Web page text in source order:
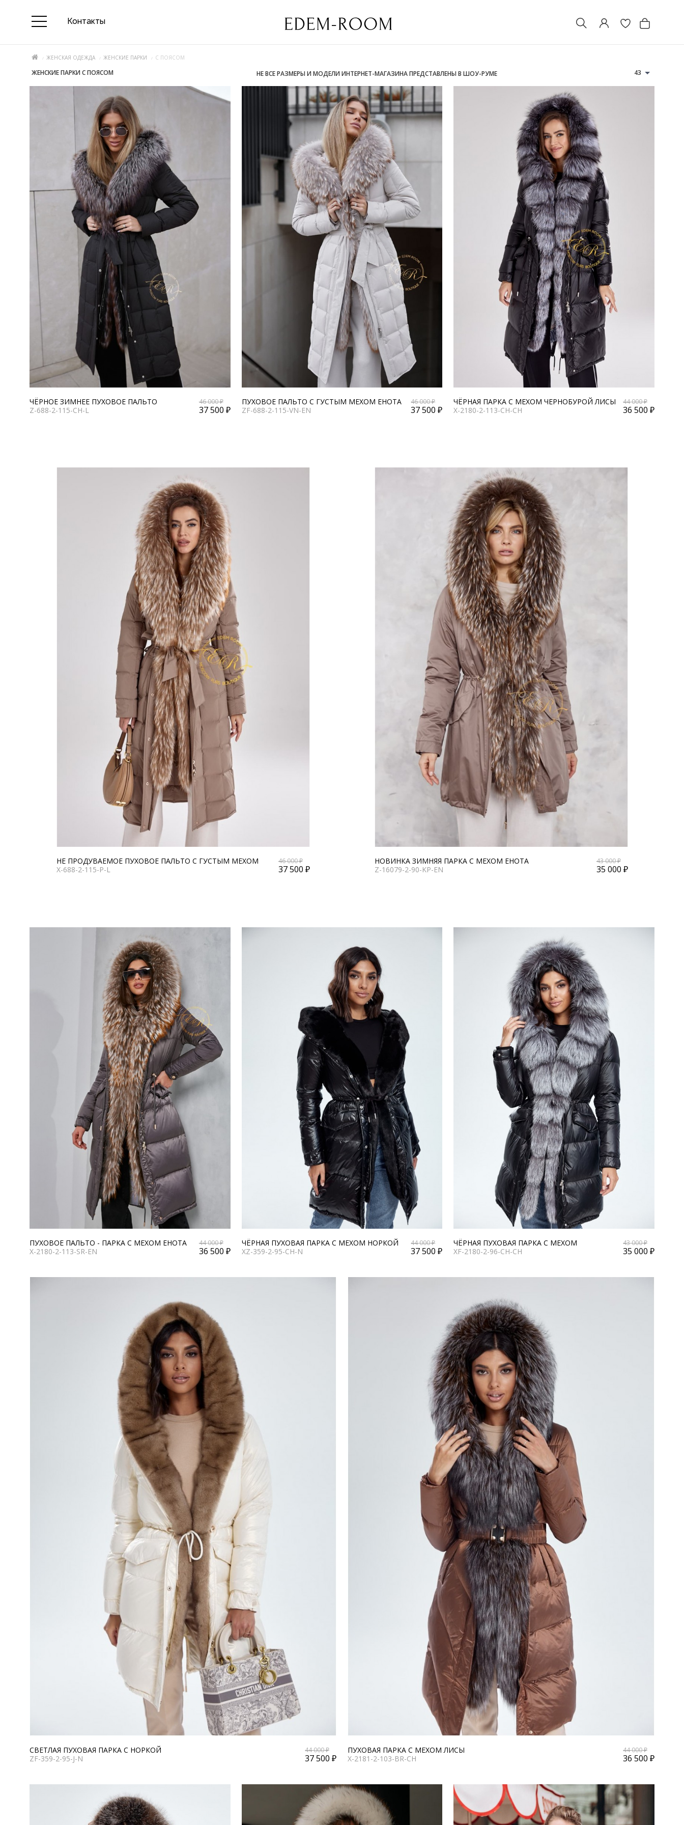
Контакты
ЖЕНСКАЯ ОДЕЖДА ЖЕНСКИЕ ПАРКИ С ПОЯСОМ
ЖЕНСКИЕ ПАРКИ С ПОЯСОМ НЕ ВСЕ РАЗМЕРЫ И МОДЕЛИ ИНТЕРНЕТ-МАГАЗИНА ПРЕДСТАВЛЕНЫ В ШОУ-РУМЕ 43
ЧЁРНОЕ ЗИМНЕЕ ПУХОВОЕ ПАЛЬТО
Z-688-2-115-CH-L
46 000 ₽
37 500 ₽
ПУХОВОЕ ПАЛЬТО С ГУСТЫМ МЕХОМ ЕНОТА
ZF-688-2-115-VN-EN
46 000 ₽
37 500 ₽
ЧЁРНАЯ ПАРКА С МЕХОМ ЧЕРНОБУРОЙ ЛИСЫ
X-2180-2-113-CH-CH
44 000 ₽
36 500 ₽
НЕ ПРОДУВАЕМОЕ ПУХОВОЕ ПАЛЬТО С ГУСТЫМ МЕХОМ
X-688-2-115-P-L
46 000 ₽
37 500 ₽
НОВИНКА ЗИМНЯЯ ПАРКА С МЕХОМ ЕНОТА
Z-16079-2-90-KP-EN
43 000 ₽
35 000 ₽
ПУХОВОЕ ПАЛЬТО - ПАРКА С МЕХОМ ЕНОТА
X-2180-2-113-SR-EN
44 000 ₽
36 500 ₽
ЧЁРНАЯ ПУХОВАЯ ПАРКА С МЕХОМ НОРКОЙ
XZ-359-2-95-CH-N
44 000 ₽
37 500 ₽
ЧЁРНАЯ ПУХОВАЯ ПАРКА С МЕХОМ
XF-2180-2-96-CH-CH
43 000 ₽
35 000 ₽
СВЕТЛАЯ ПУХОВАЯ ПАРКА С НОРКОЙ
ZF-359-2-95-J-N
44 000 ₽
37 500 ₽
ПУХОВАЯ ПАРКА С МЕХОМ ЛИСЫ
X-2181-2-103-BR-CH
44 000 ₽
36 500 ₽